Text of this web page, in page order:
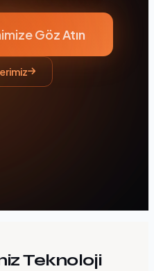
Göz Atın
Teknoloji